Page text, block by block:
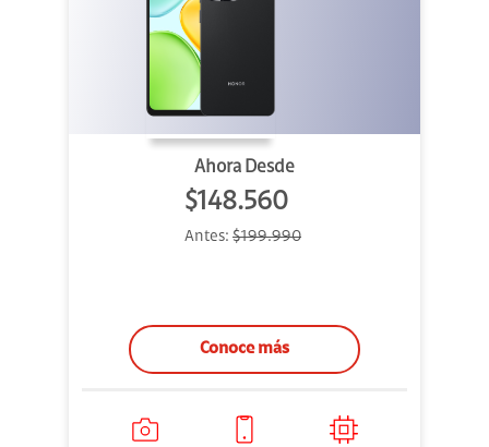
Ahora Desde
$148.560
Antes: $199.990
Conoce más